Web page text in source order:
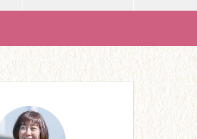
【28】0歳育児。どこまでやれ